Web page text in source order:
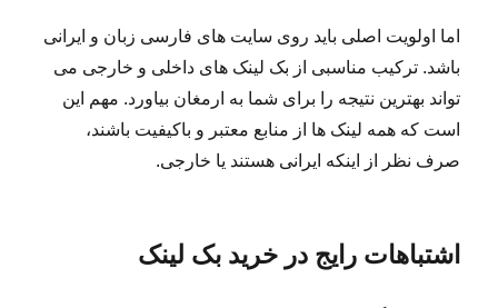
اما اولویت اصلی باید روی سایت های فارسی زبان و ایرانی
باشد. ترکیب مناسبی از بک لینک های داخلی و خارجی می
تواند بهترین نتیجه را برای شما به ارمغان بیاورد. مهم این
است که همه لینک ها از منابع معتبر و باکیفیت باشند،
صرف نظر از اینکه ایرانی هستند یا خارجی.
اشتباهات رایج در خرید بک لینک